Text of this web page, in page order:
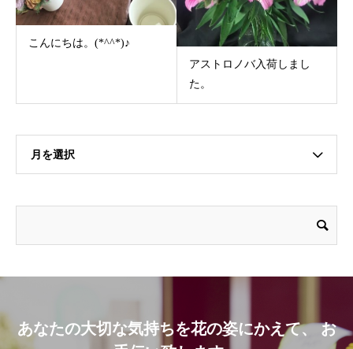
こんにちは。(*^^*)♪
アストロノバ入荷しまし
た。
月を選択
あなたの大切な気持ちを花の姿にかえて、 お